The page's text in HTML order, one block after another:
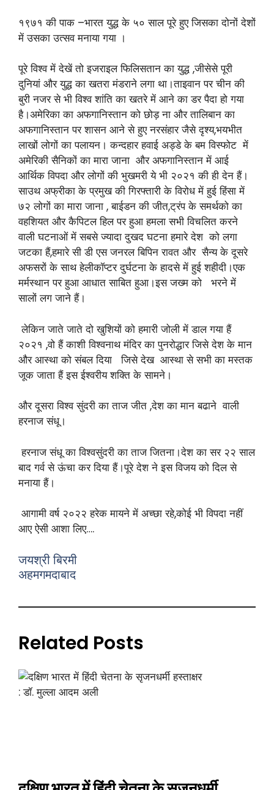
१९७१ की पाक –भारत युद्ध के ५० साल पूरे हुए जिसका दोनों देशों
में उसका उत्सव मनाया गया ।
पूरे विश्व में देखें तो इजराइल फिलिसतान का युद्ध ,जीसेसे पूरी
दुनियां और युद्ध का खतरा मंडराने लगा था।ताइवान पर चीन की
बुरी नजर से भी विश्व शांति का खतरे में आने का डर पैदा हो गया
है।अमेरिका का अफगानिस्तान को छोड़ ना और तालिबान का
अफगानिस्तान पर शासन आने से हुए नरसंहार जैसे दृश्य,भयभीत
लाखों लोगों का पलायन। कन्दहार हवाई अड्डे के बम विस्फोट में
अमेरिकी सैनिकों का मारा जाना और अफगानिस्तान में आई
आर्थिक विपदा और लोगों की भुखमरी ये भी २०२१ की ही देन हैं।
साउथ अफ्रीका के प्रमुख की गिरफ्तारी के विरोध में हुई हिंसा में
७२ लोगों का मारा जाना , बाईडन की जीत,ट्रंप के समर्थको का
वहशियत और कैपिटल हिल पर हुआ हमला सभी विचलित करने
वाली घटनाओं में सबसे ज्यादा दुखद घटना हमारे देश को लगा
जटका हैं,हमारे सी डी एस जनरल बिपिन रावत और सैन्य के दूसरे
अफसरों के साथ हेलीकॉप्टर दुर्घटना के हादसे में हुई शहीदी।एक
मर्मस्थान पर हुआ आधात साबित हुआ।इस जख्म को भरने में
सालों लग जाने हैं।
लेकिन जाते जाते दो खुशियों को हमारी जोली में डाल गया हैं
२०२१ ,वो हैं काशी विश्वनाथ मंदिर का पुनरोद्धार जिसे देश के मान
और आस्था को संबल दिया जिसे देख आस्था से सभी का मस्तक
जूक जाता हैं इस ईश्वरीय शक्ति के सामने।
और दूसरा विश्व सुंदरी का ताज जीत ,देश का मान बढाने वाली
हरनाज संधू।
हरनाज संधू का विश्वसुंदरी का ताज जितना।देश का सर २२ साल
बाद गर्व से ऊंचा कर दिया हैं।पूरे देश ने इस विजय को दिल से
मनाया हैं।
आगामी वर्ष २०२२ हरेक मायने में अच्छा रहे,कोई भी विपदा नहीं
आए ऐसी आशा लिए….
जयश्री बिरमी
अहमगमदाबाद
Related Posts